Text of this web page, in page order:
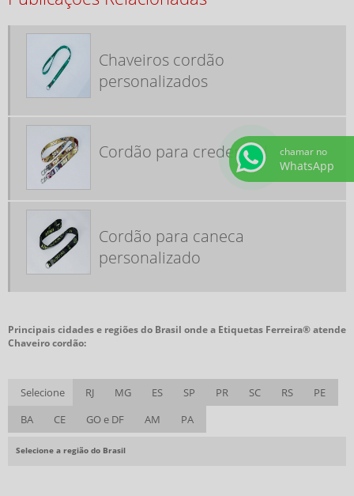
CORDÃO PERSONALIZADO SILK
CORDÕES IMPRESSÃO DIGITAL
CORDÕES PARA CRACHÁ COM TRAVA DE SEGURANÇA
CORDÕES PARA CRACHÁ SP
FÁBRICA DE PORTA CRACHÁ RETRÁTIL
FÁBRICA DE TAG DE MALA
FABRICA FITA DE GORGURÃO
FABRICANTE DE CORDÃO PARA CRACHÁ
FITA CRACHÁ PERSONALIZADA
FITA PARA CRACHÁ
FITAS DA CONSCIÊNCIA COMPRAR
FITAS GORGURÃO PERSONALIZADAS
FITAS PERSONALIZADAS PARA MEDALHAS
Chaveiros cordão
personalizados
Cordão para credencial
Cordão para caneca
personalizado
Principais cidades e regiões do Brasil onde a Etiquetas Ferreira® atende
Chaveiro cordão:
Selecione RJ MG ES SP PR SC RS
PE
BA
CE GO e DF AM PA
Selecione a região do Brasil
chamar no
WhatsApp